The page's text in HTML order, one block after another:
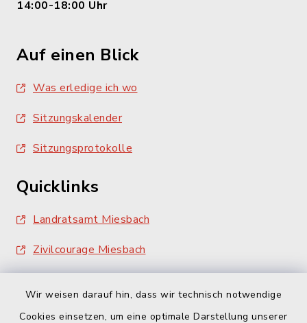
Wir weisen darauf hin, dass wir technisch notwendige
Cookies einsetzen, um eine optimale Darstellung unserer
14:00-18:00 Uhr
Auf einen Blick
Was erledige ich wo
Sitzungskalender
Sitzungsprotokolle
Quicklinks
Landratsamt Miesbach
Zivilcourage Miesbach